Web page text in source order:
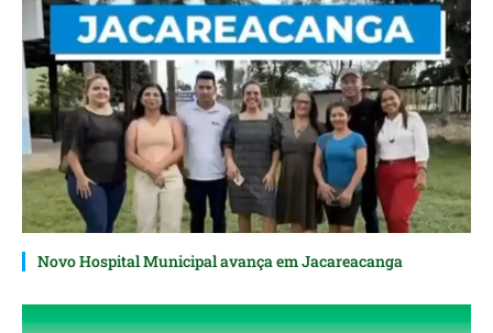
Novo Hospital Municipal avança em Jacareacanga